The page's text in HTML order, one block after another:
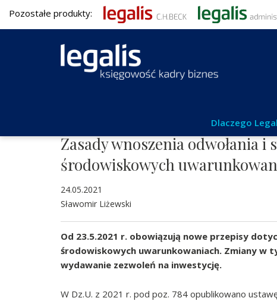
Pozostałe produkty:
Dlaczego
Zasady wnoszenia odwołania
środowiskowych
24.05.2021
Sławomir Liżewski
Od 23.5.2021 r. obowiązują nowe przepisy
środowiskowych uwarunkowaniach. Zmiany w
wydawanie zezwoleń na inwestycję.
W Dz.U. z 2021 r. pod poz. 784 opublikowano